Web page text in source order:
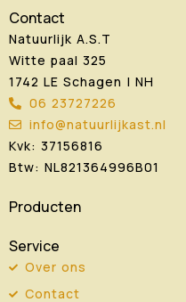
Contact
Natuurlijk A.S.T
Witte paal 325
1742 LE Schagen | NH
06 23727226
info@natuurlijkast.nl
Kvk: 37156816
Btw: NL821364996B01
Producten
Service
Over ons
Contact